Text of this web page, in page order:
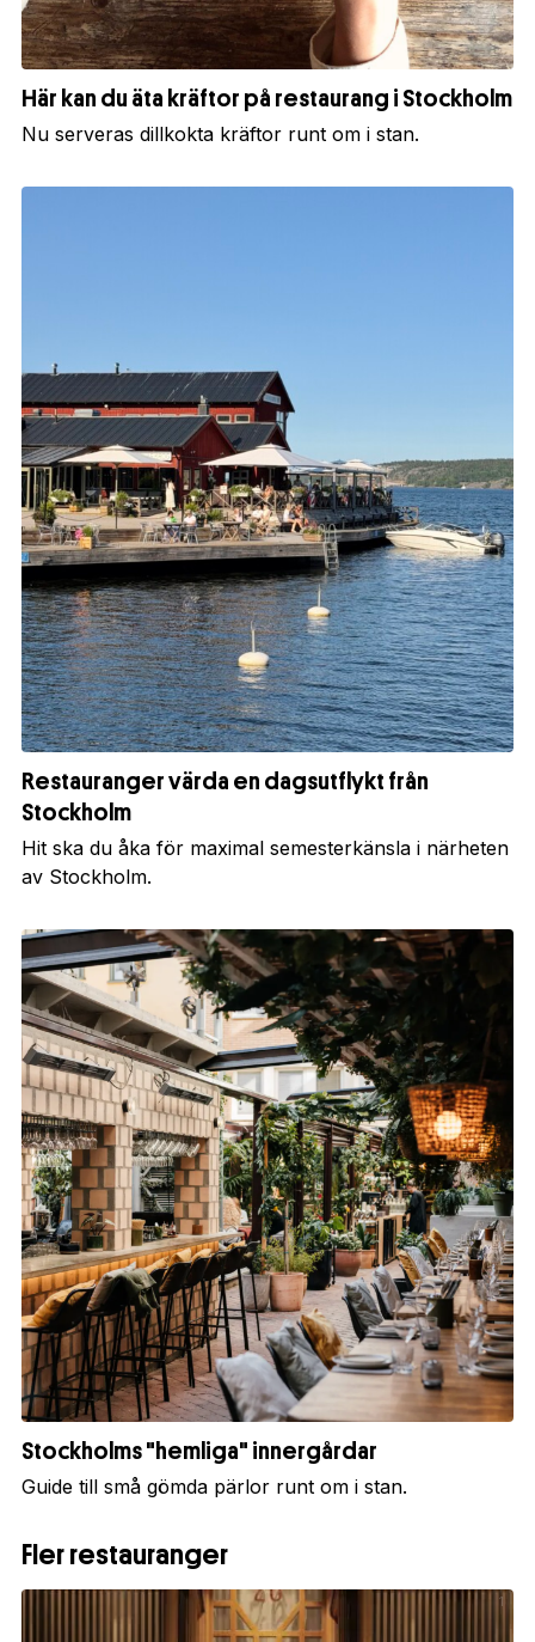
Här kan du äta kräftor på restaurang i Stockholm
Nu serveras dillkokta kräftor runt om i stan.
Restauranger värda en dagsutflykt från
Stockholm
Hit ska du åka för maximal semesterkänsla i närheten
av Stockholm.
Stockholms "hemliga" innergårdar
Guide till små gömda pärlor runt om i stan.
Fler restauranger
1